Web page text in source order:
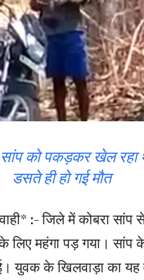
को पकड़कर खेल रहा
डसते ही हो गई मौत
:- जिले में कोबरा सांप
लिए महंगा पड़ गया।
युवक के खिलवाड़ा का यह